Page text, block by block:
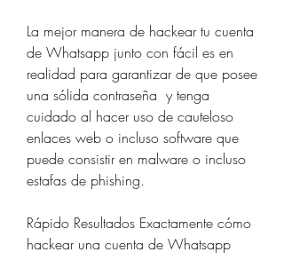
La mejor manera de hackear tu cuenta
de Whatsapp junto con fácil es en
realidad para garantizar de que posee
una sólida contraseña  y tenga
cuidado al hacer uso de cauteloso
enlaces web o incluso software que
puede consistir en malware o incluso
estafas de phishing.
Rápido Resultados Exactamente cómo
hackear una cuenta de Whatsapp